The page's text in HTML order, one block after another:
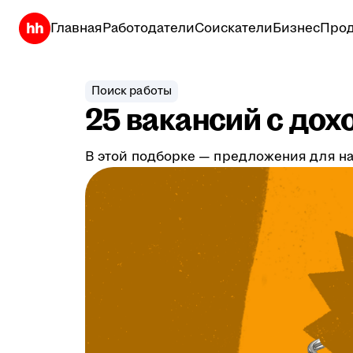
ГлавнаяРаботодателиСоискателиБизнес
Поиск работы
25 вакансий с
В этой подборке — предложения для